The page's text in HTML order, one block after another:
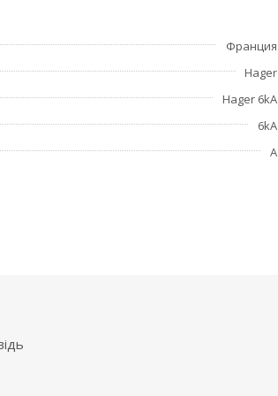
присоединения QuickConnect
Франция
Hager
Hager 6kA
6kA
А